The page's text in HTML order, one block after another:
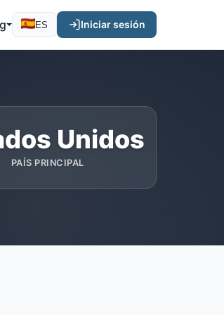
ES Iniciar sesión
Unidos
PAÍS PRINCIPAL